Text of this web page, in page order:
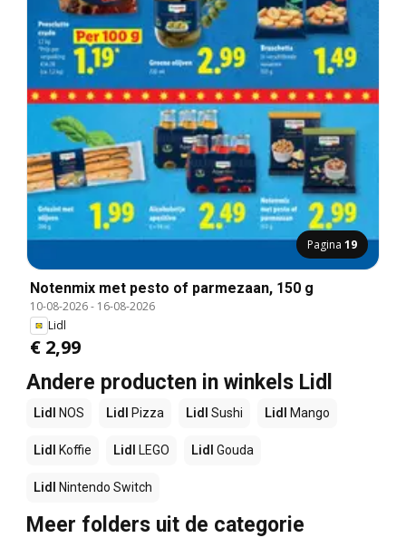
Pagina 19
Notenmix met pesto of parmezaan, 150 g
10-08-2026- 16-08-2026
Lidl
€ 2,99
Andere producten in winkels Lidl
Lidl NOS Lidl Pizza Lidl Sushi Lidl Mango
Lidl Koffie Lidl LEGO Lidl Gouda
Lidl Nintendo Switch
Meer folders uit de categorie